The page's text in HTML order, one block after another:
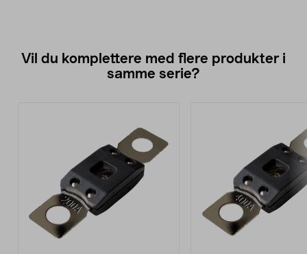
Vil du komplettere med flere produkter i
samme serie?